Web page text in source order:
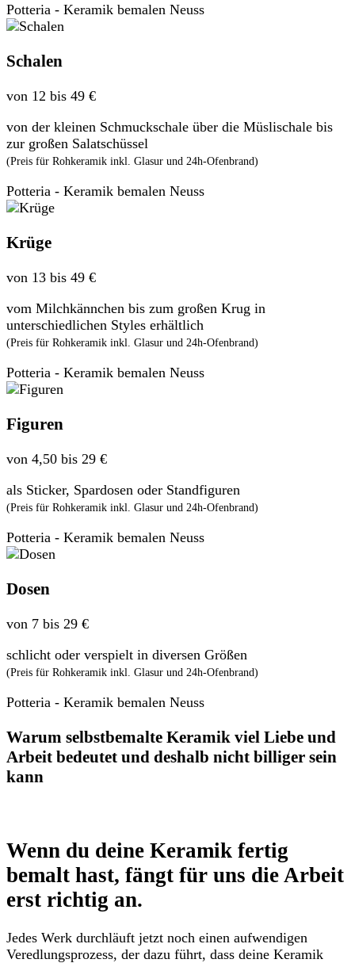
Potteria - Keramik bemalen Neuss
Schalen
von 12 bis 49 €
von der kleinen Schmuckschale über die Müslischale bis
zur großen Salatschüssel
(Preis für Rohkeramik inkl. Glasur und 24h-Ofenbrand)
Potteria - Keramik bemalen Neuss
Krüge
von 13 bis 49 €
vom Milchkännchen bis zum großen Krug in
unterschiedlichen Styles erhältlich
(Preis für Rohkeramik inkl. Glasur und 24h-Ofenbrand)
Potteria - Keramik bemalen Neuss
Figuren
von 4,50 bis 29 €
als Sticker, Spardosen oder Standfiguren
(Preis für Rohkeramik inkl. Glasur und 24h-Ofenbrand)
Potteria - Keramik bemalen Neuss
Dosen
von 7 bis 29 €
schlicht oder verspielt in diversen Größen
(Preis für Rohkeramik inkl. Glasur und 24h-Ofenbrand)
Potteria - Keramik bemalen Neuss
Warum selbstbemalte Keramik viel Liebe und
Arbeit bedeutet und deshalb nicht billiger sein
kann
Wenn du deine Keramik fertig
bemalt hast, fängt für uns die Arbeit
erst richtig an.
Jedes Werk durchläuft jetzt noch einen aufwendigen
Veredlungsprozess, der dazu führt, dass deine Keramik